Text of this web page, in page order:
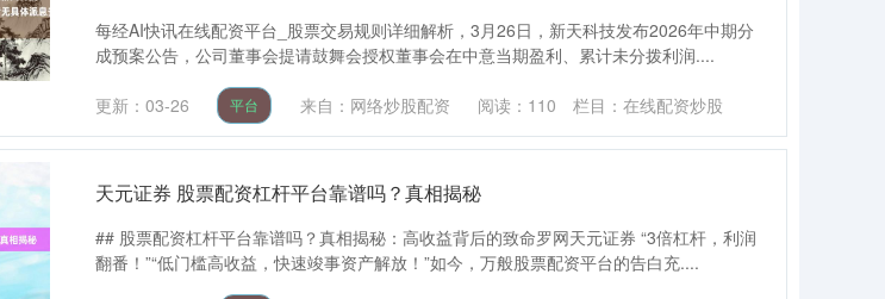
每经AI快讯在线配资平台_股票交易规则详细解析，3月26日，新天科技发布2026年中期分
成预案公告，公司董事会提请鼓舞会授权董事会在中意当期盈利、累计未分拨利润....
更新：03-26 平台 来自：网络炒股配资 阅读： 110 栏目： 在线配资炒股
天元证券 股票配资杠杆平台靠谱吗？真相揭秘
## 股票配资杠杆平台靠谱吗？真相揭秘：高收益背后的致命罗网天元证券 “3倍杠杆，利润
翻番！”“低门槛高收益，快速竣事资产解放！”如今，万般股票配资平台的告白充....